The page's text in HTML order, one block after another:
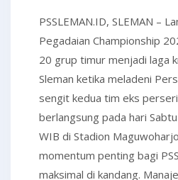
PSSLEMAN.ID, SLEMAN –
Pegadaian Championship
20 grup timur menjadi laga
Sleman ketika meladeni
sengit kedua tim eks
berlangsung pada hari
WIB di Stadion
momentum penting bagi
maksimal di kandang.